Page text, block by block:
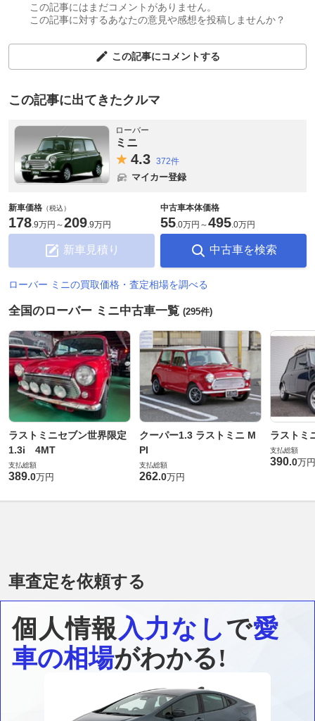
この記事にはまだコメントがありません。
この記事に対するあなたの意見や感想を投稿しませんか？
この記事にコメントする
この記事に出てきたクルマ
ローバー
ミニ
4.3 372件
マイカー登録
新車価格 （税込）
178.9万円 ～209.9万円
新車見積り
中古車本体価格
55.0万円 ～495.0万円
中古車を検索
ローバー ミニの買取価格・査定相場を調べる
全国のローバー ミニ中古車一覧 (295件)
ラストミニセブン世界限定
1.3i 4MT
支払総額
389.0万円
クーパー1.3 ラストミニ M
PI
支払総額
262.0万円
ラスト
支払総額
390.0万円
車査定を依頼する
個人情報入力なしで愛
車の相場がわかる!